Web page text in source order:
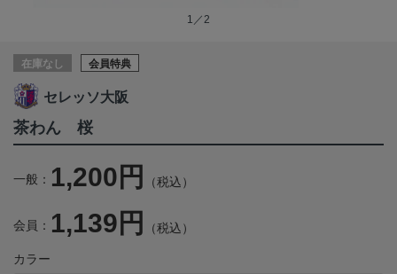
1／2
在庫なし 会員特典
セレッソ大阪
茶わん 桜
一般： 1,200円 （税込）
会員： 1,139円 （税込）
カラー